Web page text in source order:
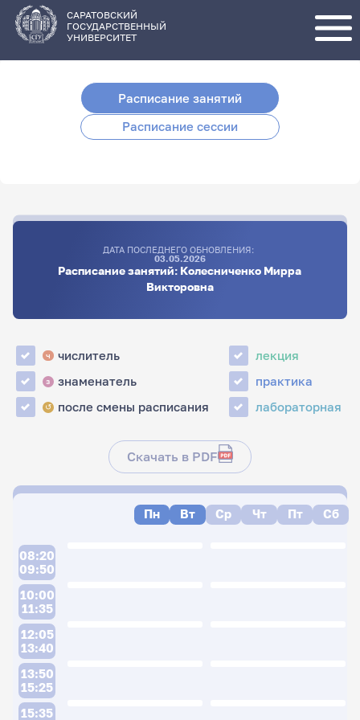
основному
содержанию
САРАТОВСКИЙ
ГОСУДАРСТВЕННЫЙ
УНИВЕРСИТЕТ
Расписание занятий
Расписание сессии
ДАТА ПОСЛЕДНЕГО ОБНОВЛЕНИЯ:
03.05.2026
Расписание занятий: Колесниченко Мирра
Викторовна
ч числитель
з знаменатель
↺ после смены расписания
лекция
практика
лабораторная
Скачать в PDF
Пн Вт Ср Чт Пт Сб
08:20
09:50
10:00
11:35
12:05
13:40
13:50
15:25
15:35